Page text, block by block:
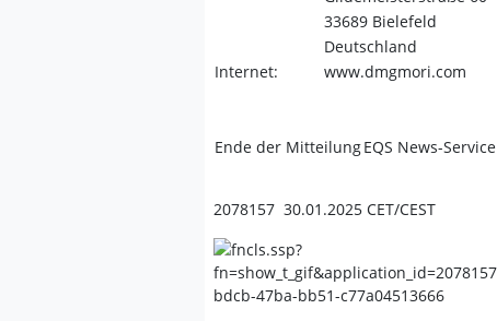
33689 Bielefeld
Deutschland
Internet:
www.dmgmori.com
Ende der MitteilungEQS News-Service
2078157 30.01.2025 CET/CEST